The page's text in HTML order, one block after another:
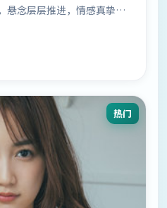
悬念层层推进，情感真挚动
热门